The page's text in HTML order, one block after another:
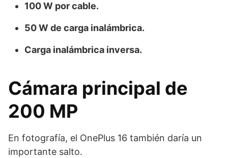
100 W por cable.
50 W de carga inalámbrica.
Carga inalámbrica inversa.
Cámara principal de
200 MP
En fotografía, el OnePlus 16 también daría un
importante salto.